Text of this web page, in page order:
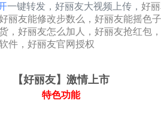
一键转发，好丽友大视频上传， 好
友能修改步数么，好丽友能摇色
好丽友怎么加人，好丽友抢红
件，好丽友官网授权
【好丽友】激情上市
特色功能